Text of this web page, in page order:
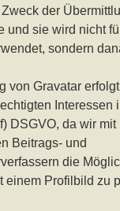
der
und sie wird nicht
sondern
von Gravatar
Interessen
DSGVO, da wir mit
Beitrags- und
die
einem Profilbild zu